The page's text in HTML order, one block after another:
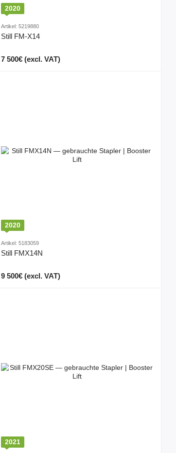
2020
Artikel: 5219880
Still FM-X14
7 500€ (excl. VAT)
2020
Artikel: 5183059
Still FMX14N
9 500€ (excl. VAT)
2021